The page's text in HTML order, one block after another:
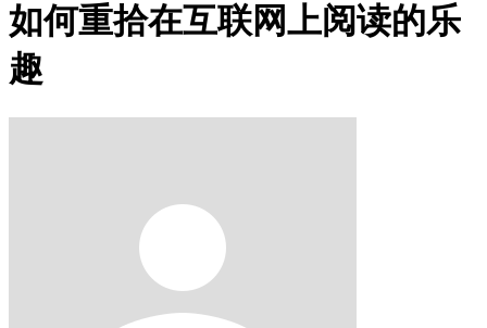
如何重拾在互联网上阅读的乐
趣